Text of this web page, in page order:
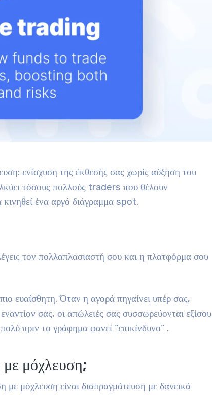
ενίσχυση της έκθεσής σας χωρίς αύξηση του
τόσους πολλούς traders που θέλουν
κινηθεί ένα αργό διάγραμμα spot.
τον πολλαπλασιαστή σου και η πλατφόρμα σου
ευαίσθητη. Όταν η αγορά πηγαίνει υπέρ σας,
σας, οι απώλειές σας συσσωρεύονται εξίσου
πριν το γράφημα φανεί “επικίνδυνο” .
με μόχλευση;
με μόχλευση είναι διαπραγμάτευση με δανεικά